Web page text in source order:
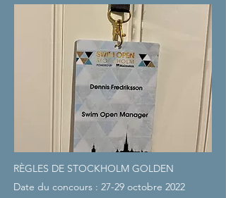
RÈGLES DE STOCKHOLM GOLDEN
Date du concours : 27-29 octobre 2022